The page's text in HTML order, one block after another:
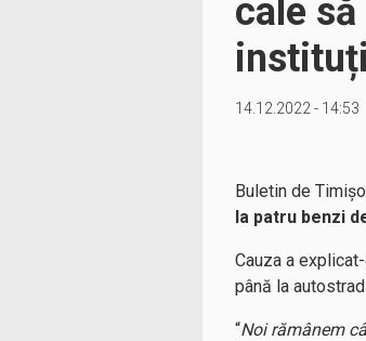
cale
14.12.2022 - 14:53
Buletin de
la patru benzi
Cauza a
până la
“Noi rămânem